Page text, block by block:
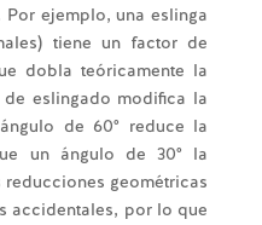
ejemplo, una eslinga
tiene un factor de
dobla teóricamente la
eslingado modifica la
de 60° reduce la
un ángulo de 30° la
reducciones geométricas
accidentales, por lo que